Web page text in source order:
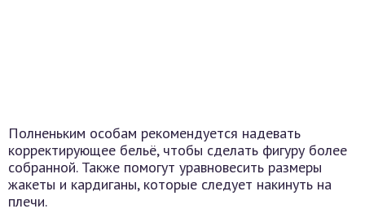
Полненьким особам рекомендуется надевать
корректирующее бельё, чтобы сделать фигуру более
собранной. Также помогут уравновесить размеры
жакеты и кардиганы, которые следует накинуть на
плечи.